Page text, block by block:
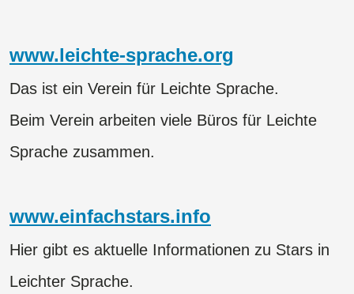
www.leichte-sprache.org
Das ist ein Verein für Leichte Sprache.
Beim Verein arbeiten viele Büros für Leichte
Sprache zusammen.
www.einfachstars.info
Hier gibt es aktuelle Informationen zu Stars in
Leichter Sprache.